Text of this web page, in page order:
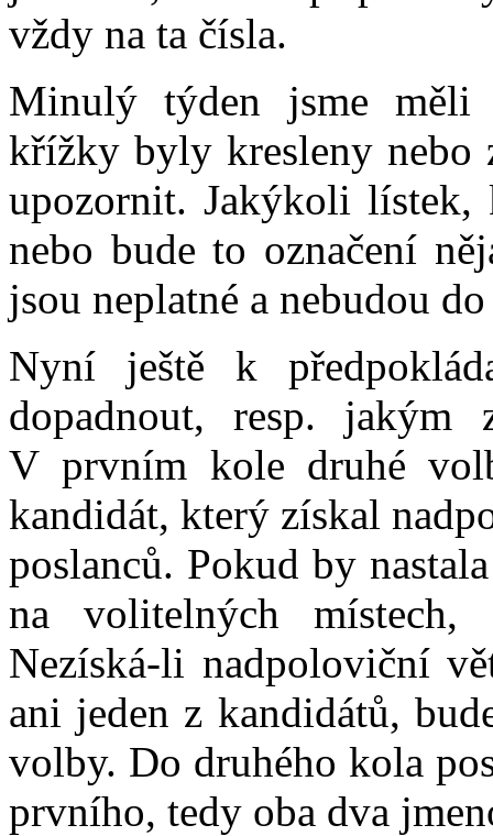
vždy na ta čísla.
Minulý týden jsme měli
křížky byly kresleny nebo
upozornit. Jakýkoli lístek,
nebo bude to označení
jsou neplatné a nebudou
Nyní ještě k
dopadnout, resp. jakým
V prvním kole druhé
kandidát, který získal
poslanců. Pokud by
na volitelných
Nezíská-li nadpoloviční
ani jeden z kandidátů,
volby. Do druhého kola
prvního, tedy oba dva